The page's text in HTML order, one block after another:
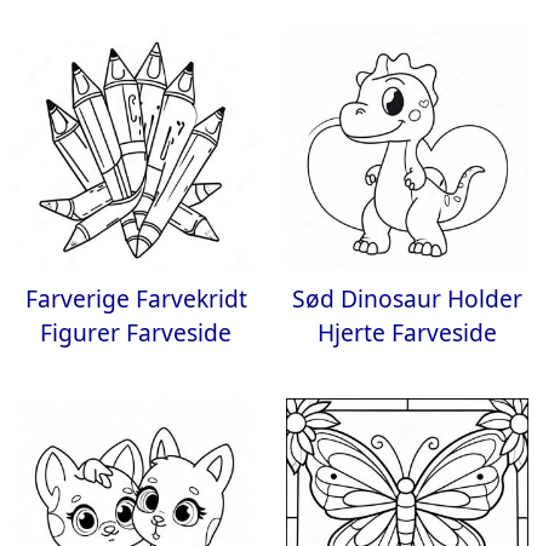
Farverige Farvekridt
Figurer Farveside
Sød Dinosaur Holder
Hjerte Farveside